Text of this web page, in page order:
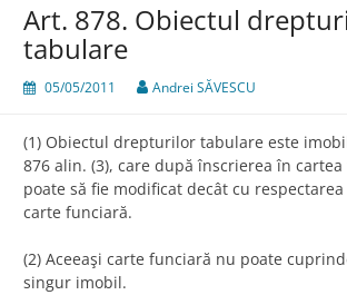
Art. 878. Obiectul
tabulare
05/05/2011 Andrei SĂVESCU
(1) Obiectul drepturilor tabulare este
876 alin. (3), care după înscrierea în
poate să fie modificat decât cu
carte funciară.
(2) Aceeaşi carte funciară nu poate
singur imobil.